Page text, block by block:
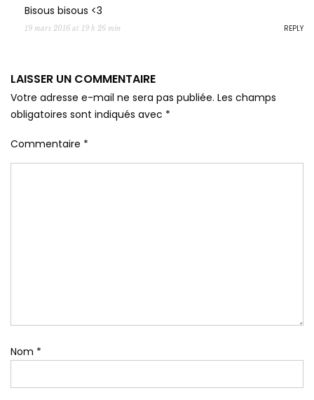
Bisous bisous <3
19 mars 2016 at 19 h 26 min REPLY
LAISSER UN COMMENTAIRE
Votre adresse e-mail ne sera pas publiée. Les champs
obligatoires sont indiqués avec *
Commentaire *
Nom *